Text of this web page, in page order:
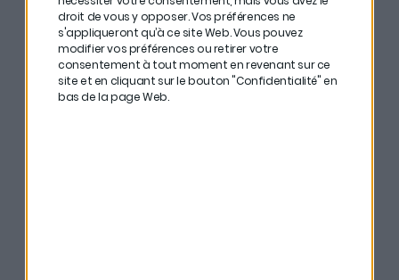
droit de vous y opposer. Vos préférences ne
s'appliqueront qu’à ce site Web. Vous pouvez
modifier vos préférences ou retirer votre
consentement à tout moment en revenant sur ce
site et en cliquant sur le bouton "Confidentialité" en
bas de la page Web.
de Paris que leurs concurrentes américaines. Sur les 3
dernières années, l’ETF Low Carbon 100 Europe a réalisé
de meilleures performances que le MSCI Europe, avec
une volatilité plus faible. Grâce à la croissance des